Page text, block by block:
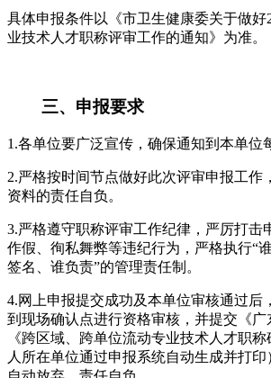
具体申报条件以《市卫生健康委关于做好
业技术人才职称评审工作的通知》为准。
三、申报要求
1.各单位要广泛宣传，确保通知到本单位
2.严格按时间节点做好此次评审申报工作
资料的责任自负。
3.严格遵守职称评审工作纪律，严厉打击
作假、徇私舞弊等违纪行为，严格执行“
签名、谁负责”的管理责任制。
4.网上申报提交成功及本单位审核通过后
到现场确认点进行资格审核，并提交《广
《跨区域、跨单位流动专业技术人才职
人所在单位通过申报系统自动生成并打